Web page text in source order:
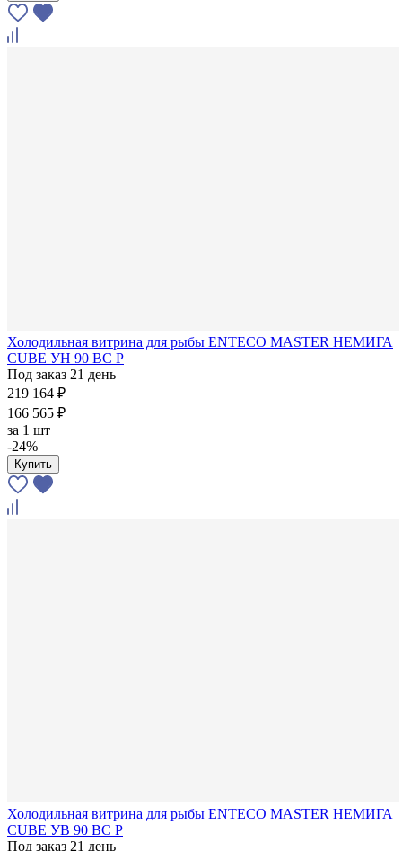
Холодильная витрина для рыбы ENTECO MASTER НЕМИГА
CUBE УН 90 ВС Р
Под заказ 21 день
219 164 ₽
166 565 ₽
за 1 шт
-24%
Купить
Холодильная витрина для рыбы ENTECO MASTER НЕМИГА
CUBE УВ 90 ВС Р
Под заказ 21 день